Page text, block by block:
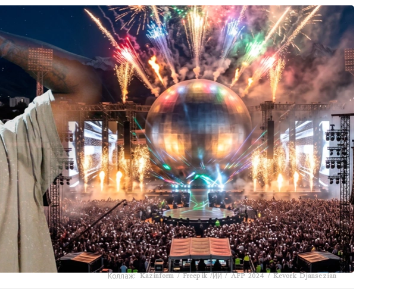
Коллаж: Kazinform / Freepik /ИИ / AFP 2024 / Kevork Djansezian